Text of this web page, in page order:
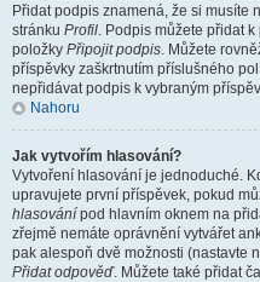
Přidat podpis znamená, že si musíte
stránku Profil. Podpis můžete přidat
položky Připojit podpis. Můžete
příspěvky zaškrtnutím příslušného
nepřidávat podpis k vybraným
Nahoru
Jak vytvořím hlasování?
Vytvoření hlasování je jednoduché.
upravujete první příspěvek, pokud
hlasování pod hlavním oknem na
zřejmě nemáte oprávnění vytvářet
pak alespoň dvě možnosti (nastavte
Přidat odpověď. Můžete také přidat